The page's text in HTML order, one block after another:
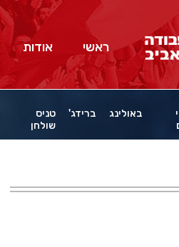
ראשי אודות
באולינג ברידג'
טניס
שולחן